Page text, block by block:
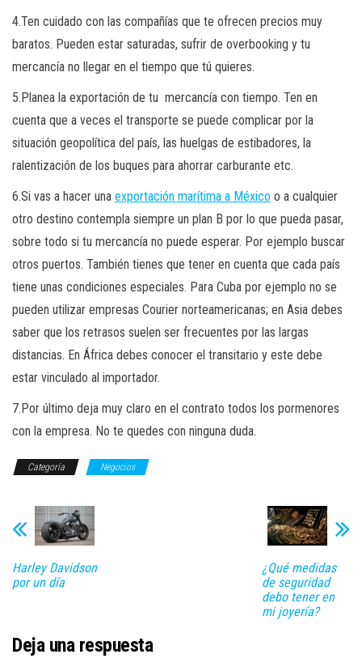
4.Ten cuidado con las compañías que te ofrecen precios muy
baratos. Pueden estar saturadas, sufrir de overbooking y tu
mercancía no llegar en el tiempo que tú quieres.
5.Planea la exportación de tu mercancía con tiempo. Ten en
cuenta que a veces el transporte se puede complicar por la
situación geopolítica del país, las huelgas de estibadores, la
ralentización de los buques para ahorrar carburante etc.
6.Si vas a hacer una exportación marítima a México o a cualquier
otro destino contempla siempre un plan B por lo que pueda pasar,
sobre todo si tu mercancía no puede esperar. Por ejemplo buscar
otros puertos. También tienes que tener en cuenta que cada país
tiene unas condiciones especiales. Para Cuba por ejemplo no se
pueden utilizar empresas Courier norteamericanas; en Asia debes
saber que los retrasos suelen ser frecuentes por las largas
distancias. En África debes conocer el transitario y este debe
estar vinculado al importador.
7.Por último deja muy claro en el contrato todos los pormenores
con la empresa. No te quedes con ninguna duda.
Categoría Negocios
Harley Davidson
por un día
¿Qué medidas
de seguridad
debo tener en
mi joyería?
Deja una respuesta